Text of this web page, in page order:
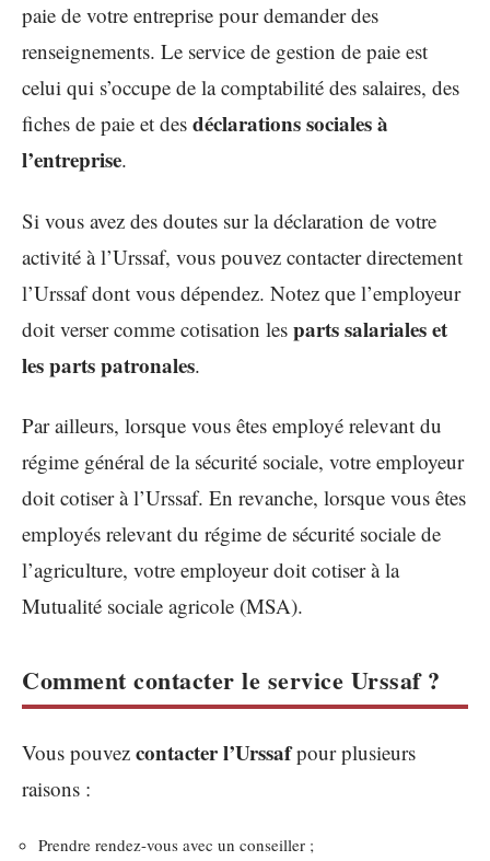
paie de votre entreprise pour demander des
renseignements. Le service de gestion de paie est
celui qui s’occupe de la comptabilité des salaires, des
fiches de paie et des déclarations sociales à
l’entreprise.
Si vous avez des doutes sur la déclaration de votre
activité à l’Urssaf, vous pouvez contacter directement
l’Urssaf dont vous dépendez. Notez que l’employeur
doit verser comme cotisation les parts salariales et
les parts patronales.
Par ailleurs, lorsque vous êtes employé relevant du
régime général de la sécurité sociale, votre employeur
doit cotiser à l’Urssaf. En revanche, lorsque vous êtes
employés relevant du régime de sécurité sociale de
l’agriculture, votre employeur doit cotiser à la
Mutualité sociale agricole (MSA).
Comment contacter le service Urssaf ?
Vous pouvez contacter l’Urssafpour plusieurs
raisons :
Prendre rendez-vous avec un conseiller ;